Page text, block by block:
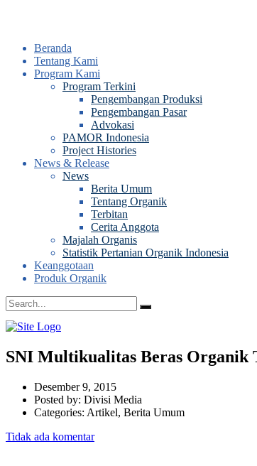
Beranda
Tentang Kami
Program Kami
Program Terkini
Pengembangan Produksi
Pengembangan Pasar
Advokasi
PAMOR Indonesia
Project Histories
News & Release
News
Berita Umum
Tentang Organik
Terbitan
Cerita Anggota
Majalah Organis
Statistik Pertanian Organik Indonesia
Keanggotaan
Produk Organik
SNI Multikualitas Beras Organik
Desember 9, 2015
Posted by: Divisi Media
Categories: Artikel, Berita Umum
Tidak ada komentar